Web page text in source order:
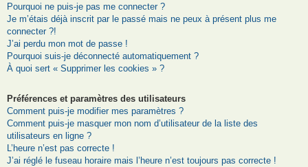
Pourquoi ne puis-je pas me connecter ?
Je m’étais déjà inscrit par le passé mais ne peux à présent plus me
connecter ?!
J’ai perdu mon mot de passe !
Pourquoi suis-je déconnecté automatiquement ?
À quoi sert « Supprimer les cookies » ?
Préférences et paramètres des utilisateurs
Comment puis-je modifier mes paramètres ?
Comment puis-je masquer mon nom d’utilisateur de la liste des
utilisateurs en ligne ?
L’heure n’est pas correcte !
J’ai réglé le fuseau horaire mais l’heure n’est toujours pas correcte !